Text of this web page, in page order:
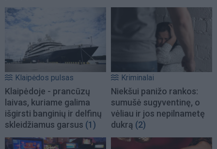
Klaipėdos pulsas
Klaipėdoje - prancūzų
laivas, kuriame galima
išgirsti banginių ir delfinų
skleidžiamus garsus (1)
Kriminalai
Niekšui panižo rankos:
sumušė sugyventinę, o
vėliau ir jos nepilnametę
dukrą (2)